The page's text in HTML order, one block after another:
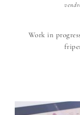
Work in